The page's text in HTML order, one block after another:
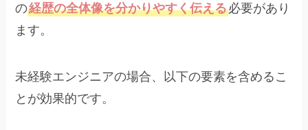
の経歴の全体像を分かりやすく伝える必要があり
ます。
未経験エンジニアの場合、以下の要素を含めるこ
とが効果的です。